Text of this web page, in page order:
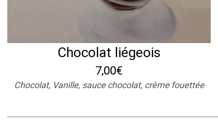
Chocolat liégeois
7,00€
Chocolat, Vanille, sauce chocolat, crème fouettée